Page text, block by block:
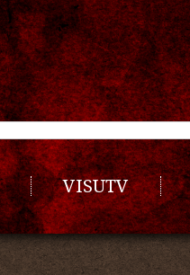
VISUTV